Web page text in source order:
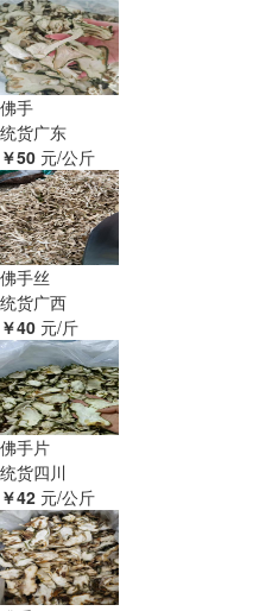
佛手
统货广东
￥50 元/公斤
佛手丝
统货广西
￥40 元/斤
佛手片
统货四川
￥42 元/公斤